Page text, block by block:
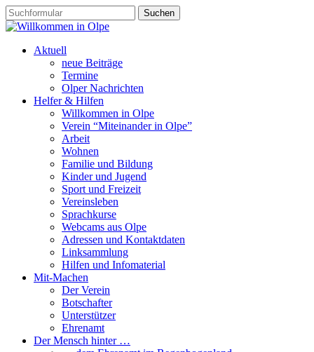
Aktuell
neue Beiträge
Termine
Olper Nachrichten
Helfer & Hilfen
Willkommen in Olpe
Verein “Miteinander in Olpe”
Arbeit
Wohnen
Familie und Bildung
Kinder und Jugend
Sport und Freizeit
Vereinsleben
Sprachkurse
Webcams aus Olpe
Adressen und Kontaktdaten
Linksammlung
Hilfen und Infomaterial
Mit-Machen
Der Verein
Botschafter
Unterstützer
Ehrenamt
Der Mensch hinter …